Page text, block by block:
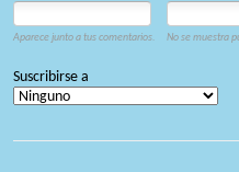
Aparece junto a tus comentarios. No se muestra
Suscribirse a